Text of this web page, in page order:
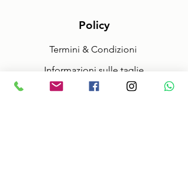
Policy
Termini & Condizioni
Informazioni sulle taglie